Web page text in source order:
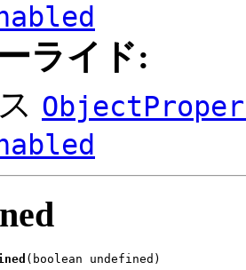
ライド:
(boolean undefined)